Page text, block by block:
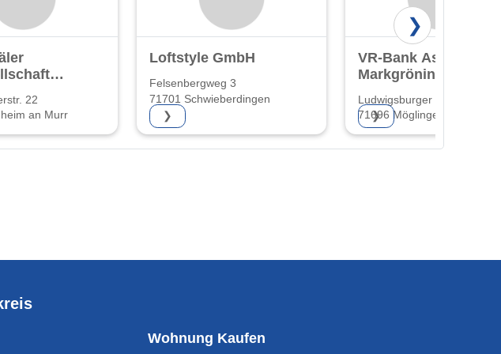
KG
22
an Murr
Loftstyle GmbH
Felsenbergweg 3
71701 Schwieberdingen
❯
VR-Bank Asperg-
Markgröningen
Ludwigsburger Str. 1
71696 Möglingen
❯
❯
Wohnung Kaufen